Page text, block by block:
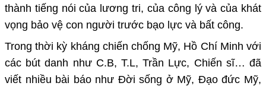
thành tiếng nói của lương tri, của công lý và của khát
vọng bảo vệ con người trước bạo lực và bất công.
Trong thời kỳ kháng chiến chống Mỹ, Hồ Chí Minh với
các bút danh như C.B, T.L, Trần Lực, Chiến sĩ… đã
viết nhiều bài báo như Đời sống ở Mỹ, Đạo đức Mỹ,